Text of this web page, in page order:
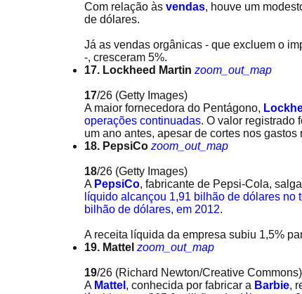
Com relação às vendas, houve um
de dólares.
Já as vendas orgânicas - que excluem o
-, cresceram 5%.
17. Lockheed Martin zoom_out_map
17/26 (Getty Images)
A maior fornecedora do Pentágono,
operações continuadas. O valor registrado
um ano antes, apesar de cortes nos gastos
18. PepsiCo zoom_out_map
18/26 (Getty Images)
A PepsiCo, fabricante de Pepsi-Cola,
líquido alcançou 1,91 bilhão de dólares
bilhão de dólares, em 2012.
A receita líquida da empresa subiu 1,5%
19. Mattel zoom_out_map
19/26 (Richard Newton/Creative Commons)
A Mattel , conhecida por fabricar a Barbie,